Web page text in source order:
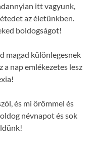
itt vagyunk,
az életünkben.
boldogságot!
magad különlegesnek
a nap emlékezetes lesz
és mi örömmel és
névnapot és sok